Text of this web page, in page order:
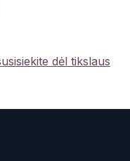
dėl tikslaus